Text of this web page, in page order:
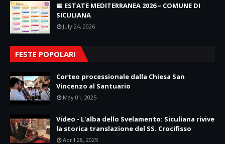
📅 ESTATE MEDITERRANEA 2026 – COMUNE DI
SICULIANA
July 24, 2026
FESTE POPOLARI
Corteo processionale dalla Chiesa San
Vincenzo al Santuario
May 01, 2025
Video - L'alba dello Svelamento: Siculiana rivive
la storica translazione del SS. Crocifisso
April 28, 2025